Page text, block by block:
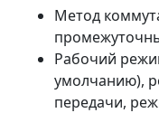
Метод
Рабочий
умолчанию),
передачи,